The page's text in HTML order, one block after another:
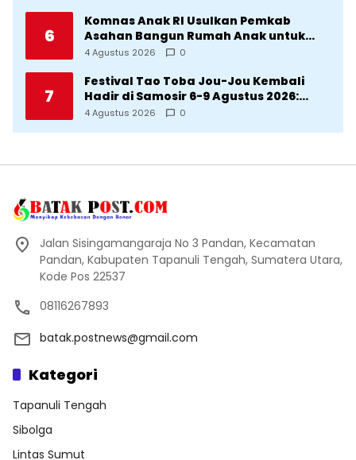
6
Komnas Anak RI Usulkan Pemkab
Asahan Bangun Rumah Anak untuk
Korban Kekerasan
4 Agustus 2026 0
7
Festival Tao Toba Jou-Jou Kembali
Hadir di Samosir 6-9 Agustus 2026:
Datang Saksikan Kemeriahan dan Raih
4 Agustus 2026 0
Jalan Sisingamangaraja No 3 Pandan, Kecamatan
Pandan, Kabupaten Tapanuli Tengah, Sumatera Utara,
Kode Pos 22537
08116267893
batak.postnews@gmail.com
Kategori
Tapanuli Tengah
Sibolga
Lintas Sumut